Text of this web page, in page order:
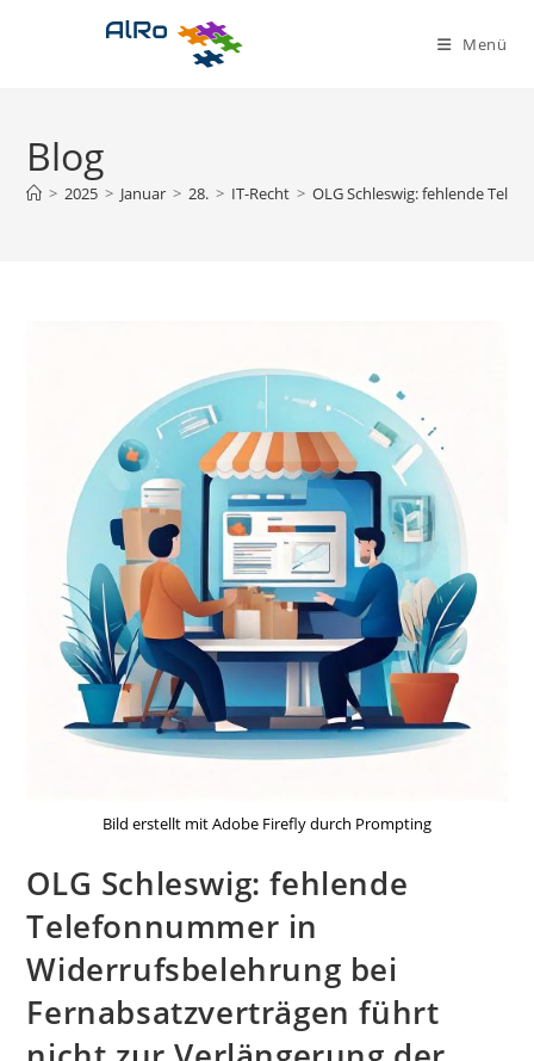
Menü
Blog
> 2025 > Januar > 28. > IT-Recht > OLG Schleswig: fehlende
Bild erstellt mit Adobe Firefly durch Prompting
OLG Schleswig: fehlende
Telefonnummer in
Widerrufsbelehrung bei
Fernabsatzverträgen führt